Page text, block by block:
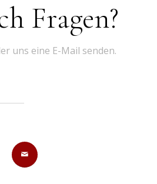
Fragen?
uns eine E-Mail senden.